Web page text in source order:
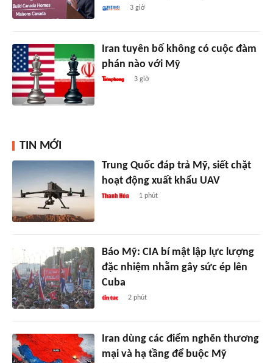
3 giờ
Iran tuyên bố không có cuộc đàm
phán nào với Mỹ
3 giờ
TIN MỚI
Trung Quốc đáp trả Mỹ, siết chặt
hoạt động xuất khẩu UAV
1 phút
Báo Mỹ: CIA bí mật lập lực lượng
đặc nhiệm nhằm gây sức ép lên
Cuba
2 phút
Iran dùng các điểm nghẽn thương
mại và hạ tầng để buộc Mỹ